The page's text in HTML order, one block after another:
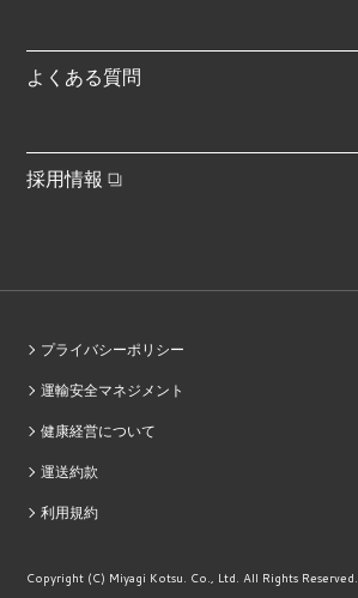
よくある質問
採用情報
プライバシーポリシー
運輸安全マネジメント
健康経営について
運送約款
利用規約
Copyright (C) Miyagi Kotsu. Co., Ltd. All Rights Reserved.